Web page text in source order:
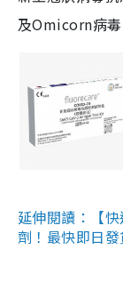
及Omicorn病
延伸閱讀：【
劑！最快即日